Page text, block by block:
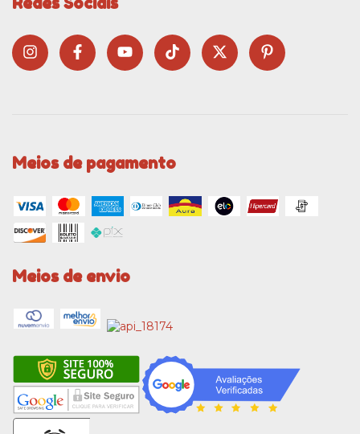
Meios de pagamento
Meios de envio